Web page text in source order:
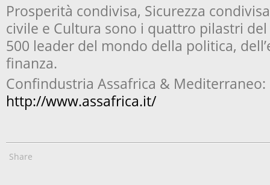
Prosperità condivisa, Sicurezza
civile e Cultura sono i quattro pilastri
500 leader del mondo della politica,
finanza.
Confindustria Assafrica & Mediterraneo:
http://www.assafrica.it/
Share